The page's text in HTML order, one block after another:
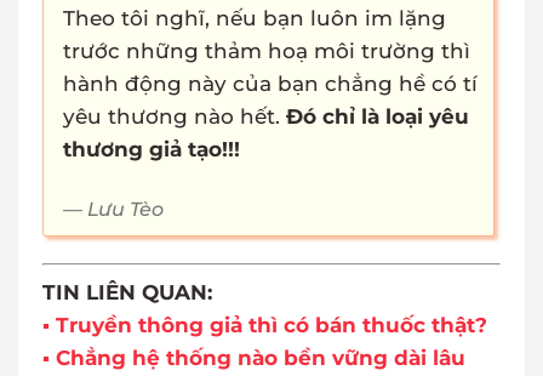
Theo tôi nghĩ, nếu bạn luôn im lặng
trước những thảm hoạ môi trường thì
hành động này của bạn chẳng hề có tí
yêu thương nào hết. Đó chỉ là loại yêu
thương giả tạo!!!
Lưu Tèo
TIN LIÊN QUAN:
▪ Truyền thông giả thì có bán thuốc thật?
▪ Chẳng hệ thống nào bền vững dài lâu